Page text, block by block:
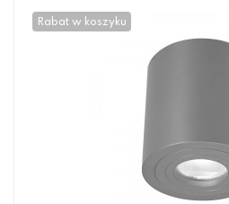
Rabat w koszyku